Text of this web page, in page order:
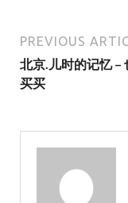
PREVIOUS
北京.儿时的记忆 –
买买